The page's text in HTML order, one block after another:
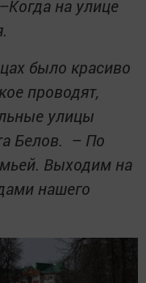
на улице
было красиво
проводят,
улицы
Белов. – По
Выходим на
нашего